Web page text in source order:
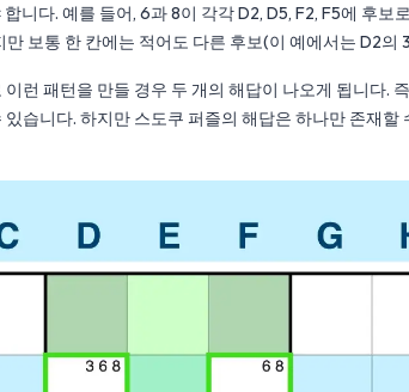
니다. 예를 들어, 6과 8이 각각 D2, D5, F2, F5에 후보
보통 한 칸에는 적어도 다른 후보(이 예에서는 D2의
런 패턴을 만들 경우 두 개의 해답이 나오게 됩니다.
습니다. 하지만 스도쿠 퍼즐의 해답은 하나만 존재할